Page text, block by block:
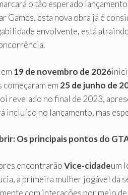
o tão esperado
Games, esta nova obra já é
envolvente, está
19 de novembro de 2026
em 25 de junho de
revelado no final de 2023,
incluído no lançamento, mas
Os principais pontos do
encontrarãoVice-cidadeum
a primeira mulher jogável da
com interações por meio